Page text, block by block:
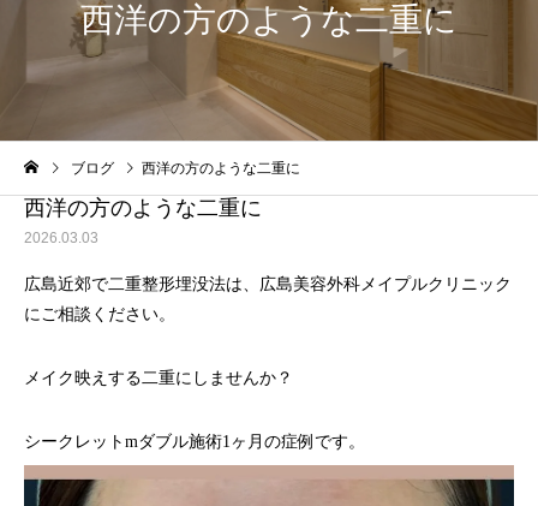
西洋の方のような二重に
Warning
: Undefined variable $use_overlay in
/home/xs043965/hiroshima-beauty-clinic.com/public_html/wp-
content/themes/cure_tcd082/single.phpon line35
ブログ 西洋の方のような二重に
西洋の方のような二重に
2026.03.03
広島近郊で二重整形埋没法は、広島美容外科メイプルクリニック
にご相談ください。
メイク映えする二重にしませんか？
シークレットmダブル施術1ヶ月の症例です。